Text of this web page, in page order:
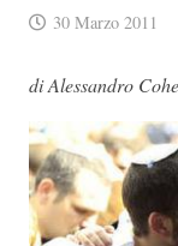
30 Marzo 2011
di Alessandro